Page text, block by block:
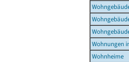
Wohnungen
Wohnheime